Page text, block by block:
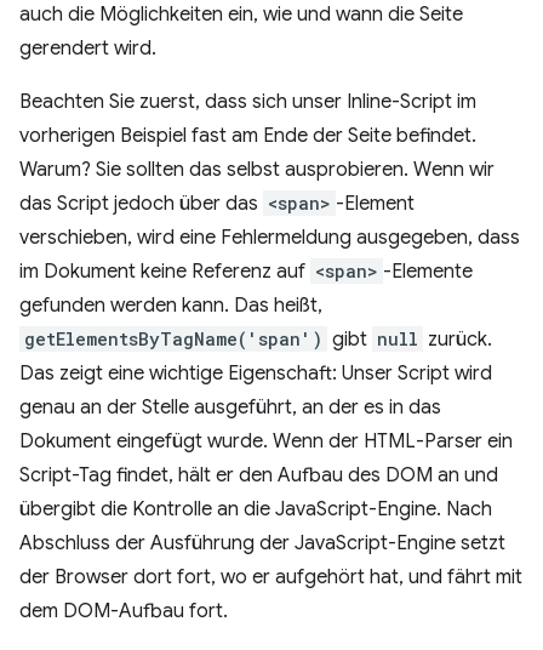
auch die Möglichkeiten ein, wie und wann die Seite
gerendert wird.
Beachten Sie zuerst, dass sich unser Inline-Script im
vorherigen Beispiel fast am Ende der Seite befindet.
Warum? Sie sollten das selbst ausprobieren. Wenn wir
das Script jedoch über das <span> -Element
verschieben, wird eine Fehlermeldung ausgegeben, dass
im Dokument keine Referenz auf <span> -Elemente
gefunden werden kann. Das heißt,
getElementsByTagName('span') gibt null zurück.
Das zeigt eine wichtige Eigenschaft: Unser Script wird
genau an der Stelle ausgeführt, an der es in das
Dokument eingefügt wurde. Wenn der HTML-Parser ein
Script-Tag findet, hält er den Aufbau des DOM an und
übergibt die Kontrolle an die JavaScript-Engine. Nach
Abschluss der Ausführung der JavaScript-Engine setzt
der Browser dort fort, wo er aufgehört hat, und fährt mit
dem DOM-Aufbau fort.